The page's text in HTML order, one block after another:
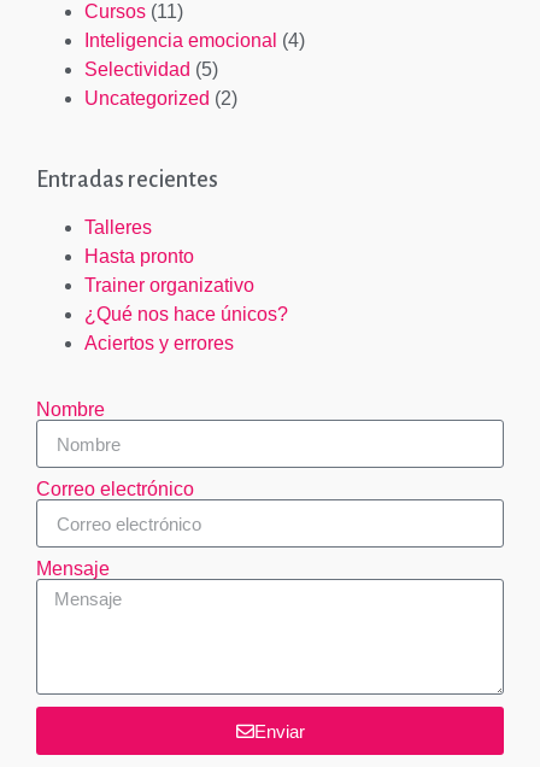
Cursos (11)
Inteligencia emocional (4)
Selectividad (5)
Uncategorized (2)
Entradas recientes
Talleres
Hasta pronto
Trainer organizativo
¿Qué nos hace únicos?
Aciertos y errores
Nombre
Correo electrónico
Mensaje
Enviar